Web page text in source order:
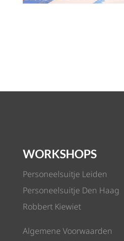
WORKSHOPS
Personeelsuitje Leiden
Personeelsuitje Den Haag
Robbert Kiewiet
Algemene Voorwaarden